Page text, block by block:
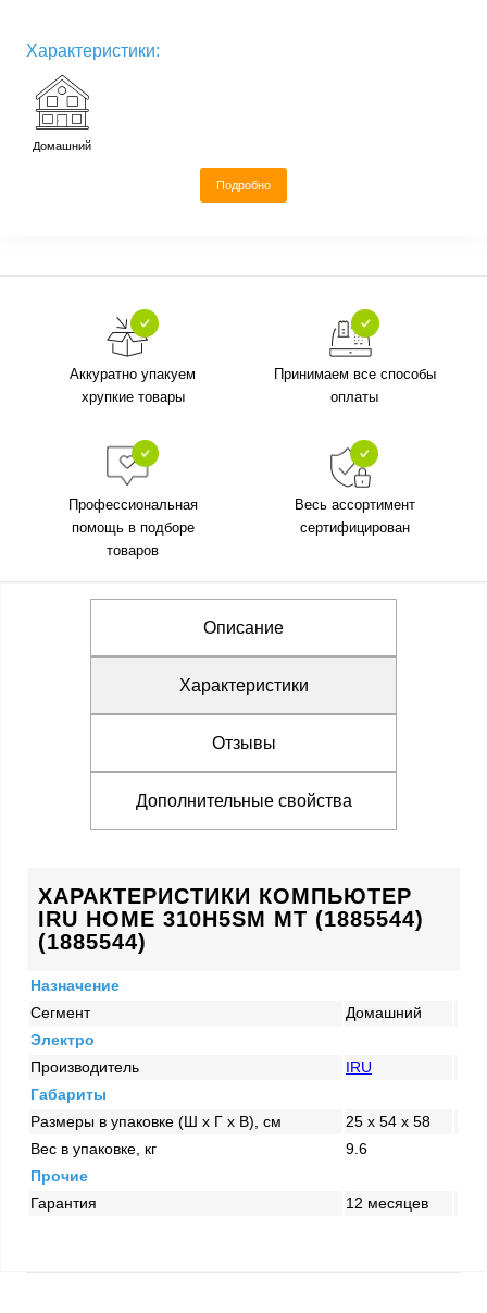
Характеристики:
Домашний
Подробно
Аккуратно упакуем
хрупкие товары
Принимаем все способы
оплаты
Профессиональная
помощь в подборе
товаров
Весь ассортимент
сертифицирован
Описание
Характеристики
Отзывы
Дополнительные свойства
ХАРАКТЕРИСТИКИ КОМПЬЮТЕР
IRU HOME 310H5SM MT (1885544)
(1885544)
Назначение
Сегмент
Домашний
Электро
Производитель
IRU
Габариты
Размеры в упаковке (Ш x Г x В), см
25 x 54 x 58
Вес в упаковке, кг
9.6
Прочие
Гарантия
12 месяцев